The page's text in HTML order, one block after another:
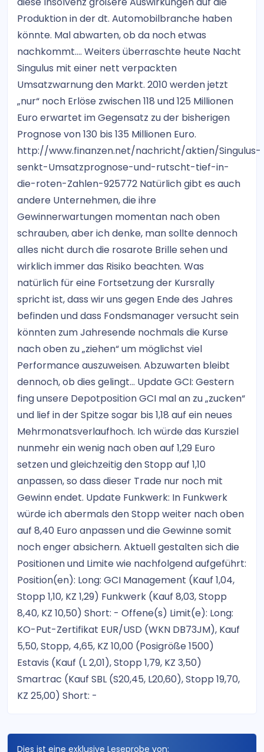
Produktion in der dt. Automobilbranche haben
könnte. Mal abwarten, ob da noch etwas
nachkommt…. Weiters überraschte heute Nacht
Singulus mit einer nett verpackten
Umsatzwarnung den Markt. 2010 werden jetzt
„nur“ noch Erlöse zwischen 118 und 125 Millionen
Euro erwartet im Gegensatz zu der bisherigen
Prognose von 130 bis 135 Millionen Euro.
http://www.finanzen.net/nachricht/aktien/Singulus-
senkt-Umsatzprognose-und-rutscht-tief-in-
die-roten-Zahlen-925772 Natürlich gibt es auch
andere Unternehmen, die ihre
Gewinnerwartungen momentan nach oben
schrauben, aber ich denke, man sollte dennoch
alles nicht durch die rosarote Brille sehen und
wirklich immer das Risiko beachten. Was
natürlich für eine Fortsetzung der Kursrally
spricht ist, dass wir uns gegen Ende des Jahres
befinden und dass Fondsmanager versucht sein
könnten zum Jahresende nochmals die Kurse
nach oben zu „ziehen“ um möglichst viel
Performance auszuweisen. Abzuwarten bleibt
dennoch, ob dies gelingt… Update GCI: Gestern
fing unsere Depotposition GCI mal an zu „zucken“
und lief in der Spitze sogar bis 1,18 auf ein neues
Mehrmonatsverlaufhoch. Ich würde das Kursziel
nunmehr ein wenig nach oben auf 1,29 Euro
setzen und gleichzeitig den Stopp auf 1,10
anpassen, so dass dieser Trade nur noch mit
Gewinn endet. Update Funkwerk: In Funkwerk
würde ich abermals den Stopp weiter nach oben
auf 8,40 Euro anpassen und die Gewinne somit
noch enger absichern. Aktuell gestalten sich die
Positionen und Limite wie nachfolgend aufgeführt:
Position(en): Long: GCI Management (Kauf 1,04,
Stopp 1,10, KZ 1,29) Funkwerk (Kauf 8,03, Stopp
8,40, KZ 10,50) Short: - Offene(s) Limit(e): Long:
KO-Put-Zertifikat EUR/USD (WKN DB73JM), Kauf
5,50, Stopp, 4,65, KZ 10,00 (Posigröße 1500)
Estavis (Kauf (L 2,01), Stopp 1,79, KZ 3,50)
Smartrac (Kauf SBL (S20,45, L20,60), Stopp 19,70,
KZ 25,00) Short: -
Dies ist eine exklusive Leseprobe von: